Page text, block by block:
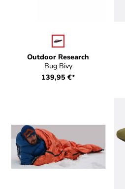
Outdoor Research
Bug Bivy
auswählen
139,95 €*